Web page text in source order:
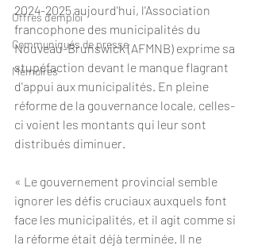
Offres d'emploi
Communiqués de presse
Mémoires
2024-2025 aujourd'hui, l'Association
francophone des municipalités du
Nouveau-Brunswick (AFMNB) exprime sa
stupéfaction devant le manque flagrant
d'appui aux municipalités. En pleine
réforme de la gouvernance locale, celles-
ci voient les montants qui leur sont
distribués diminuer.
« Le gouvernement provincial semble
ignorer les défis cruciaux auxquels font
face les municipalités, et il agit comme si
la réforme était déjà terminée. Il ne